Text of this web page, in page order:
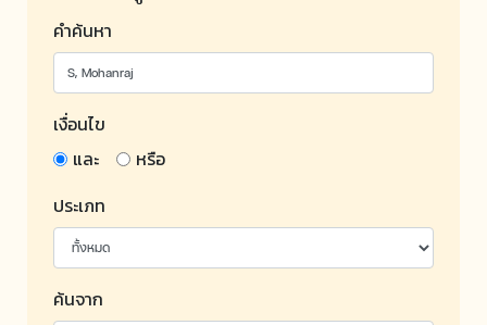
คำค้นหา
เงื่อนไข
และ
หรือ
ประเภท
ค้นจาก